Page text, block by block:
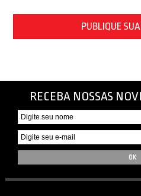
PUBLIQUE
RECEBA NOSSAS